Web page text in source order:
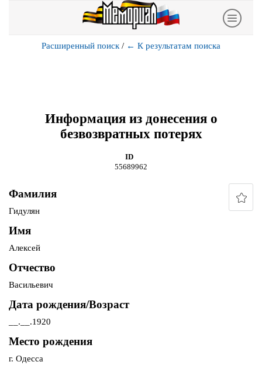
Расширенный поиск / ← К результатам поиска
Информация из донесения о
безвозвратных потерях
ID
55689962
Фамилия
Гидулян
Имя
Алексей
Отчество
Васильевич
Дата рождения/Возраст
__.__.1920
Место рождения
г. Одесса